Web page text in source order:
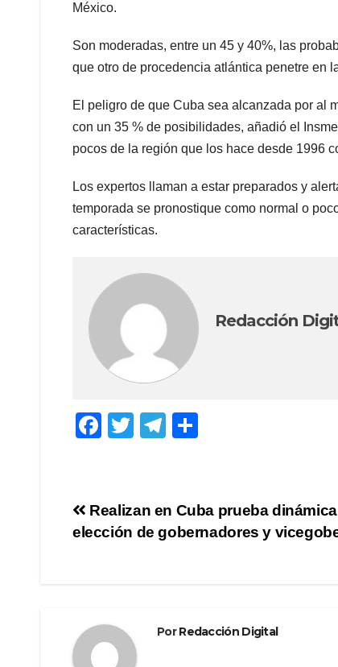
México.
Son moderadas, entre un 45 y 40%, las
que otro de procedencia atlántica penetre en
El peligro de que Cuba sea alcanzada por al
con un 35 % de posibilidades, añadió el
pocos de la región que los hace desde 1996
Los expertos llaman a estar preparados y
temporada se pronostique como normal o
características.
Redacción
F
e
b
T
er
T
gr
a
p
ar
Navegación
Realizan en Cuba prueba
elección de gobernadores y
PorRedacción Digital